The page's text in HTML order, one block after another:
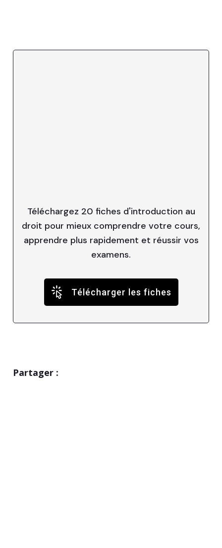
Téléchargez 20 fiches d'introduction au
droit pour mieux comprendre votre cours,
apprendre plus rapidement et réussir vos
examens.
Télécharger les fiches
Partager :